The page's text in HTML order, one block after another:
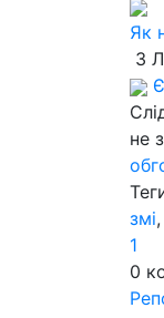
Як
3
не
змі,
1
0